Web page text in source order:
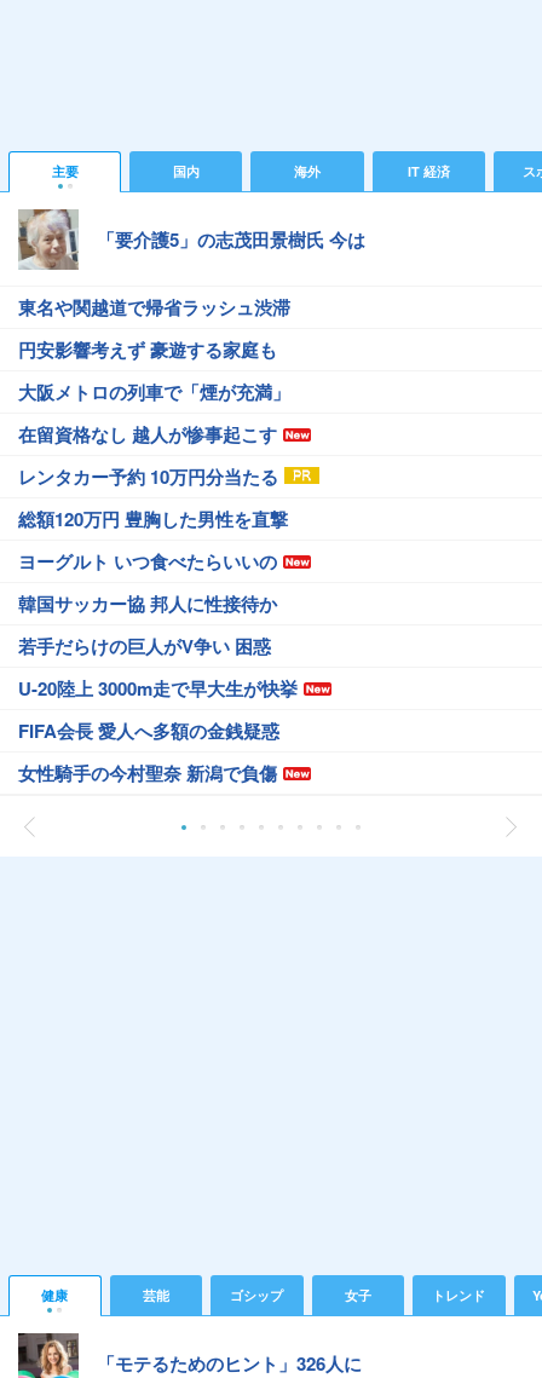
主要 国内 海外 IT 経済 ス
「要介護5」の志茂田景樹氏 今は
東名や関越道で帰省ラッシュ渋滞
円安影響考えず 豪遊する家庭も
大阪メトロの列車で「煙が充満」
在留資格なし 越人が惨事起こす
レンタカー予約 10万円分当たる
総額120万円 豊胸した男性を直撃
ヨーグルト いつ食べたらいいの
韓国サッカー協 邦人に性接待か
若手だらけの巨人がV争い 困惑
U-20陸上 3000m走で早大生が快挙
FIFA会長 愛人へ多額の金銭疑惑
女性騎手の今村聖奈 新潟で負傷
健康 芸能 ゴシップ 女子 トレンド
「モテるためのヒント」326人に